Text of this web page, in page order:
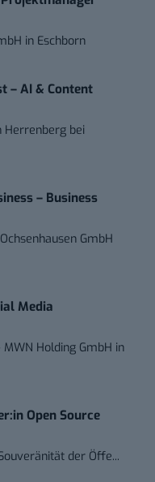
in Eschborn
– AI & Content
Herrenberg bei
– Business
GmbH
Media
Holding GmbH in
Open Source
der Öffe...